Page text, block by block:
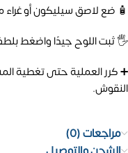
🧴 ضع لاصق سيليكون أو
🖐️ ثبت اللوح جيدًا واضغط
➕ كرر العملية حتى تغطية
النقوش.
مراجعات (0)